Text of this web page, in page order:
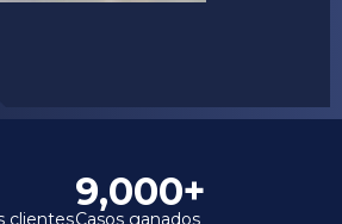
clientes
9,000+
Casos ganados